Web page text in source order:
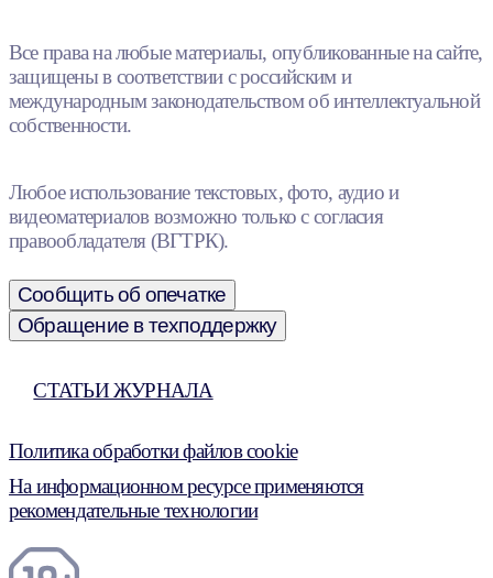
Все права на любые материалы, опубликованные на сайте,
защищены в соответствии с российским и
международным законодательством об интеллектуальной
собственности.
Любое использование текстовых, фото, аудио и
видеоматериалов возможно только с согласия
правообладателя (ВГТРК).
Сообщить об опечатке
Обращение в техподдержку
СТАТЬИ ЖУРНАЛА
Политика обработки файлов cookie
На информационном ресурсе применяются
рекомендательные технологии